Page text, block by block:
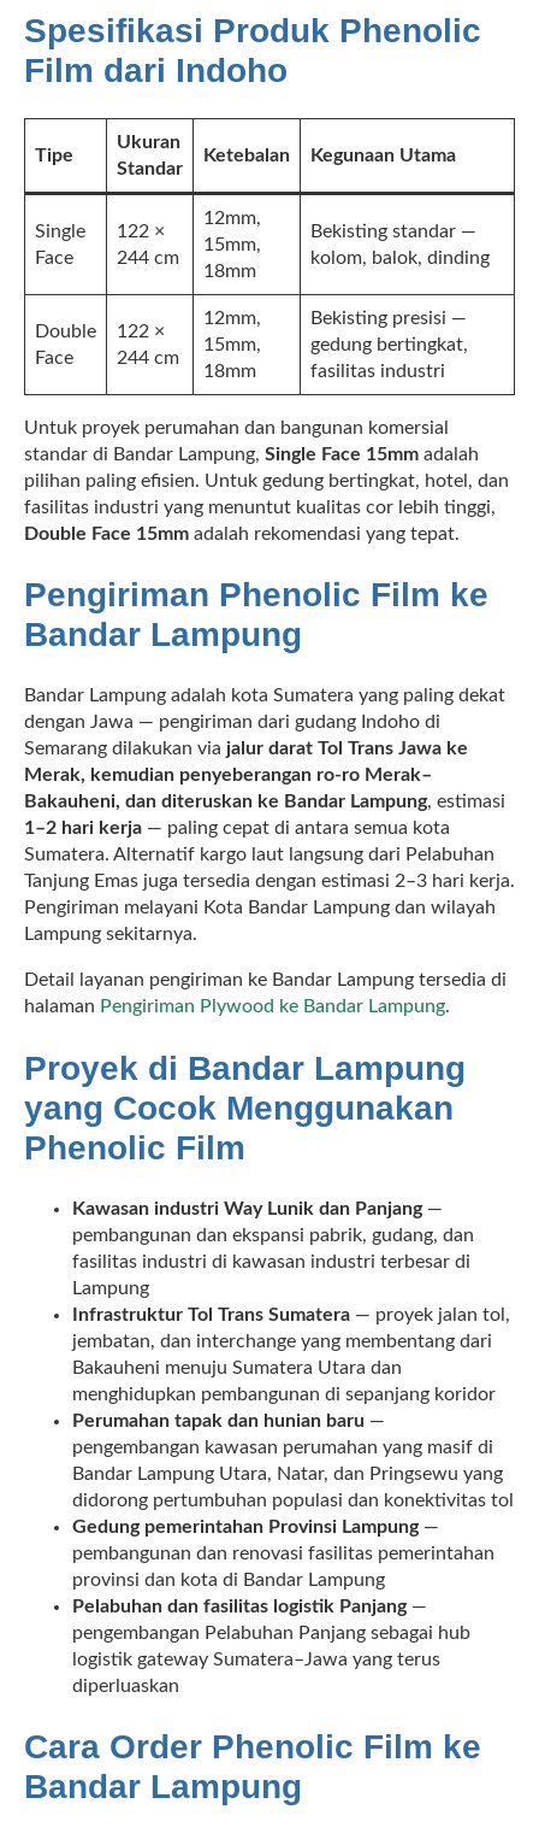
Spesifikasi Produk Phenolic
Film dari Indoho
Tipe
Ukuran
Standar
Ketebalan Kegunaan Utama
Single
Face
122 ×
244 cm
12mm,
15mm,
18mm
Bekisting standar —
kolom, balok, dinding
Double
Face
122 ×
244 cm
12mm,
15mm,
18mm
Bekisting presisi —
gedung bertingkat,
fasilitas industri
Untuk proyek perumahan dan bangunan komersial
standar di Bandar Lampung, Single Face 15mm adalah
pilihan paling efisien. Untuk gedung bertingkat, hotel, dan
fasilitas industri yang menuntut kualitas cor lebih tinggi,
Double Face 15mm adalah rekomendasi yang tepat.
Pengiriman Phenolic Film ke
Bandar Lampung
Bandar Lampung adalah kota Sumatera yang paling dekat
dengan Jawa — pengiriman dari gudang Indoho di
Semarang dilakukan via jalur darat Tol Trans Jawa ke
Merak, kemudian penyeberangan ro-ro Merak–
Bakauheni, dan diteruskan ke Bandar Lampung, estimasi
1–2 hari kerja — paling cepat di antara semua kota
Sumatera. Alternatif kargo laut langsung dari Pelabuhan
Tanjung Emas juga tersedia dengan estimasi 2–3 hari kerja.
Pengiriman melayani Kota Bandar Lampung dan wilayah
Lampung sekitarnya.
Detail layanan pengiriman ke Bandar Lampung tersedia di
halaman Pengiriman Plywood ke Bandar Lampung.
Proyek di Bandar Lampung
yang Cocok Menggunakan
Phenolic Film
Kawasan industri Way Lunik dan Panjang—
pembangunan dan ekspansi pabrik, gudang, dan
fasilitas industri di kawasan industri terbesar di
Lampung
Infrastruktur Tol Trans Sumatera — proyek jalan tol,
jembatan, dan interchange yang membentang dari
Bakauheni menuju Sumatera Utara dan
menghidupkan pembangunan di sepanjang koridor
Perumahan tapak dan hunian baru —
pengembangan kawasan perumahan yang masif di
Bandar Lampung Utara, Natar, dan Pringsewu yang
didorong pertumbuhan populasi dan konektivitas tol
Gedung pemerintahan Provinsi Lampung—
pembangunan dan renovasi fasilitas pemerintahan
provinsi dan kota di Bandar Lampung
Pelabuhan dan fasilitas logistik Panjang—
pengembangan Pelabuhan Panjang sebagai hub
logistik gateway Sumatera–Jawa yang terus
diperluaskan
Cara Order Phenolic Film ke
Bandar Lampung